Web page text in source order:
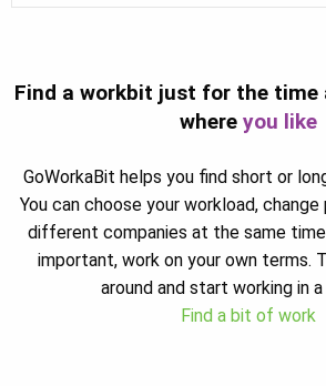
Find a workbit just for the time
where you like
GoWorkaBit helps you find short or
You can choose your workload,
different companies at the same time
important, work on your own terms.
around and start working in a
Find a bit of work